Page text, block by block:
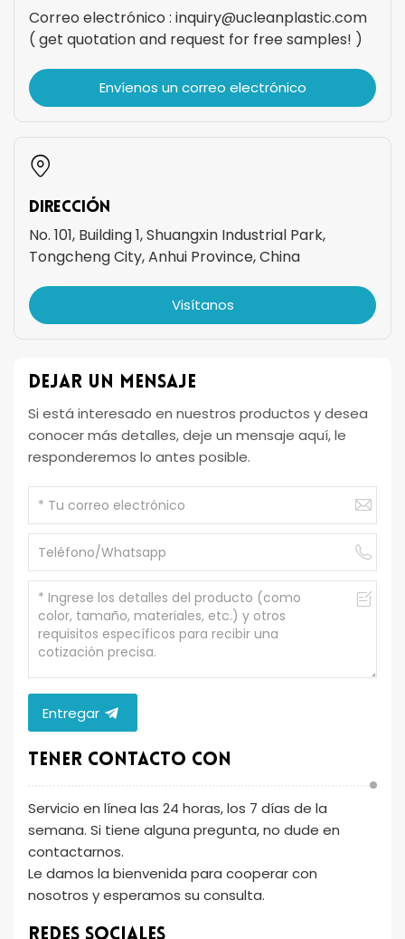
Correo electrónico : inquiry@ucleanplastic.com
( get quotation and request for free samples! )
Envíenos un correo electrónico
DIRECCIÓN
No. 101, Building 1, Shuangxin Industrial Park,
Tongcheng City, Anhui Province, China
Visítanos
Dejar Un Mensaje
Si está interesado en nuestros productos y desea
conocer más detalles, deje un mensaje aquí, le
responderemos lo antes posible.
Entregar
Tener Contacto Con
Servicio en línea las 24 horas, los 7 días de la
semana. Si tiene alguna pregunta, no dude en
contactarnos.
Le damos la bienvenida para cooperar con
nosotros y esperamos su consulta.
Redes Sociales